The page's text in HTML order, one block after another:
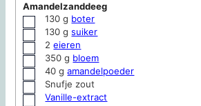
Amandelzanddeeg
▢
130 g boter
▢
130 g suiker
▢
2 eieren
▢
350 g bloem
▢
40 g amandelpoeder
▢
Snufje zout
▢
Vanille-extract